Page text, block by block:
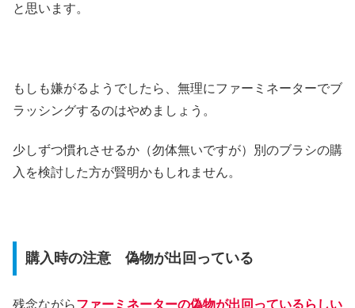
と思います。
もしも嫌がるようでしたら、無理にファーミネーターでブ
ラッシングするのはやめましょう。
少しずつ慣れさせるか（勿体無いですが）別のブラシの購
入を検討した方が賢明かもしれません。
購入時の注意 偽物が出回っている
残念ながらファーミネーターの偽物が出回っているらしい